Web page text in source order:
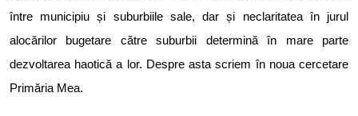
între municipiu și suburbiile sale, dar și neclaritatea în jurul
alocărilor bugetare către suburbii determină în mare parte
dezvoltarea haotică a lor. Despre asta scriem în noua cercetare
Primăria Mea.